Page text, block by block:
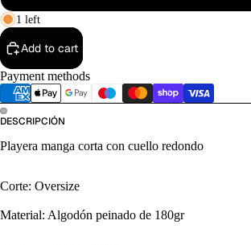
1 left
Add to cart
Payment methods
DESCRIPCIÓN
Playera manga corta con cuello redondo
Corte: Oversize
Material: Algodón peinado de 180gr